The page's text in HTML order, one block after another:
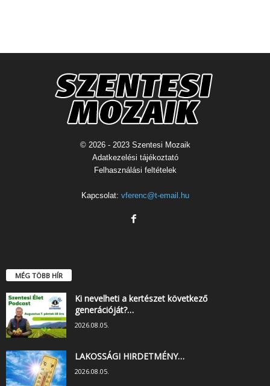
© 2026 - 2023 Szentesi Mozaik
Adatkezelési tájékoztató
Felhasználási feltételek
Kapcsolat: vferenc@t-email.hu
MÉG TÖBB HÍR
Ki nevelheti a kertészet következő
generációját?…
2026.08.05.
LAKOSSÁGI HIRDETMÉNY…
2026.08.05.